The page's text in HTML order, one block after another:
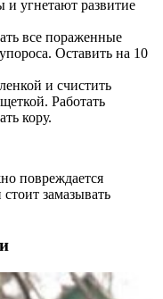
угнетают развитие
все пораженные
Оставить на 10
и счистить
Работать
кору.
повреждается
замазывать